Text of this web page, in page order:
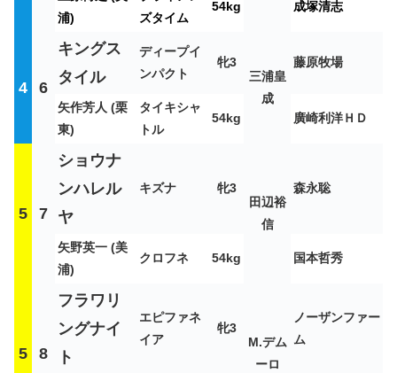
浦)
ズタイム
54kg 成塚清志
4 6
キングス
タイル
ディープイ
ンパクト
牝3
三浦皇
成
藤原牧場
矢作芳人 (栗
東)
タイキシャ
トル
54kg 廣崎利洋ＨＤ
5 7
ショウナ
ンハレル
ヤ
キズナ
牝3
田辺裕
信
森永聡
矢野英一 (美
浦)
クロフネ 54kg 国本哲秀
5 8
フラワリ
ングナイ
ト
エピファネ
イア
牝3
M.デム
ーロ
ノーザンファー
ム